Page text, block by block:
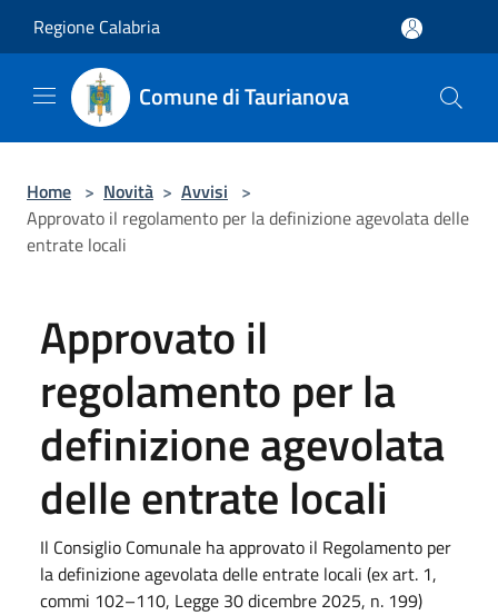
Regione Calabria
Comune di Taurianova
Home > Novità > Avvisi >
Approvato il regolamento per la definizione agevolata delle
entrate locali
Approvato il
regolamento per la
definizione agevolata
delle entrate locali
Il Consiglio Comunale ha approvato il Regolamento per
la definizione agevolata delle entrate locali (ex art. 1,
commi 102–110, Legge 30 dicembre 2025, n. 199)